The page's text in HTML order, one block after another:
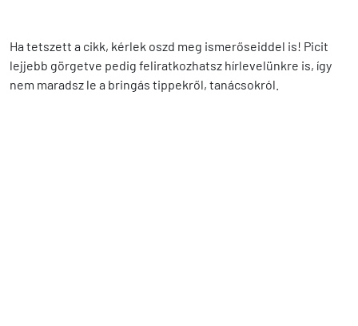
Ha tetszett a cikk, kérlek oszd meg ismerőseiddel is! Picit
lejjebb görgetve pedig feliratkozhatsz hírlevelünkre is, így
nem maradsz le a bringás tippekről, tanácsokról.